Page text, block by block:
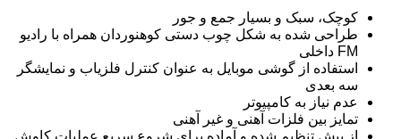
کوچک، سبک و بسیار جمع و جور
طراحی شده به شکل چوب دستی کوهنوردان همراه با رادیو
FM داخلی
استفاده از گوشی موبایل به عنوان کنترل فلزیاب و نمایشگر
سه بعدی
عدم نیاز به کامپیوتر
تمایز بین فلزات آهنی و غیر آهنی
از پیش تنظیم شده و آماده برای شروع سریع عملیات کاوش